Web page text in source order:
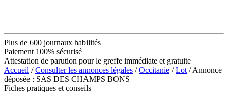
Plus de 600 journaux habilités
Paiement 100% sécurisé
Attestation de parution pour le greffe immédiate et gratuite
Accueil /Consulter les annonces légales /Occitanie /Lot / Annonce
déposée : SAS DES CHAMPS BONS
Fiches pratiques et conseils